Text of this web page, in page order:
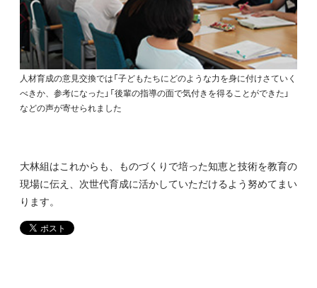
人材育成の意見交換では「子どもたちにどのような力を身に付けさていく
べきか、参考になった」「後輩の指導の面で気付きを得ることができた」
などの声が寄せられました
大林組はこれからも、ものづくりで培った知恵と技術を教育の
現場に伝え、次世代育成に活かしていただけるよう努めてまい
ります。